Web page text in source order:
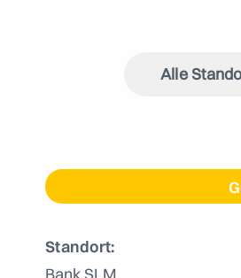
Alle
Standort: